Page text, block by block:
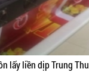
lấy liền dịp Trung Thu